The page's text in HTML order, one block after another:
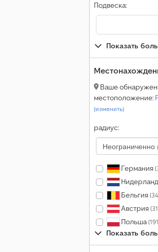
Подвеска:
Показать
Ваше
местоположение:
(изменить)
радиус:
Неограниченно
Германия
Бельгия
Австрия
Польша
Показать